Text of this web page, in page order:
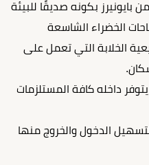
بايونيرز بكونه صديقًا للبيئة
الخضراء الشاسعة
الخلابة التي تعمل على
داخله كافة المستلزمات
الدخول والخروج منها